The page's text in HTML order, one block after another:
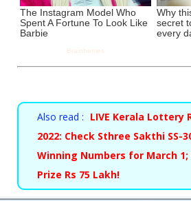
Also read : LIVE Kerala Lottery
2022: Check Sthree Sakthi SS-
Winning Numbers for March 1;
Prize Rs 75 Lakh!